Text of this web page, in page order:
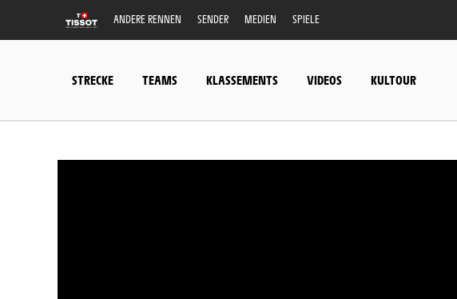
ANDERE RENNEN SENDER MEDIEN SPIELE
STRECKE TEAMS KLASSEMENTS VIDEOS KULTOUR